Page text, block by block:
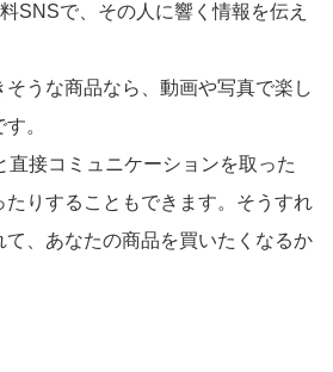
SNSで、その人に響く情報を伝え
うな商品なら、動画や写真で楽し
。
直接コミュニケーションを取った
たりすることもできます。そうすれ
て、あなたの商品を買いたくなるか